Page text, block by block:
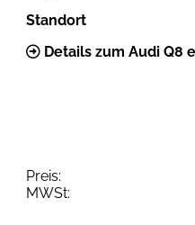
Standort
Details zum Audi Q8
Preis:
MWSt: